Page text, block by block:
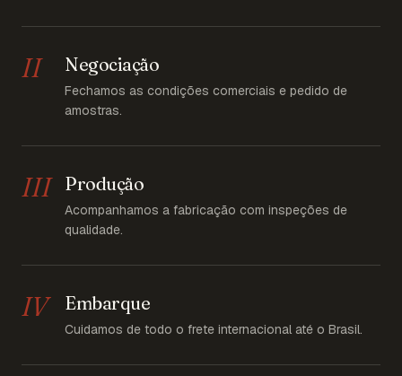
II Negociação
Fechamos as condições comerciais e pedido de
amostras.
III Produção
Acompanhamos a fabricação com inspeções de
qualidade.
IV Embarque
Cuidamos de todo o frete internacional até o Brasil.